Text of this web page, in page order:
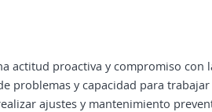
actitud proactiva y compromiso con
problemas y capacidad para
ajustes y mantenimiento